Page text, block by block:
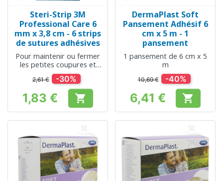
Steri-Strip 3M
Professional Care 6
mm x 3,8 cm - 6 strips
de sutures adhésives
Pour maintenir ou fermer
les petites coupures et
plaies
2,61 € -30%
Prix
1,83 € 
DermaPlast Soft
Pansement Adhésif 6
cm x 5 m - 1
pansement
1 pansement de 6 cm x 5
m
10,69 € -40%
Prix
6,41 € 